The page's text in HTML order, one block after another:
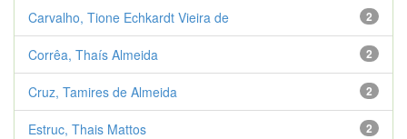
2
Carvalho, Tione Echkardt Vieira de
2
Corrêa, Thaís Almeida
2
Cruz, Tamires de Almeida
2
Estruc, Thais Mattos